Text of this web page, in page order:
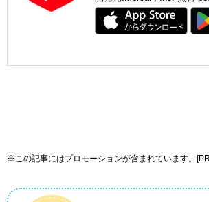
※この記事にはプロモーションが含まれています。